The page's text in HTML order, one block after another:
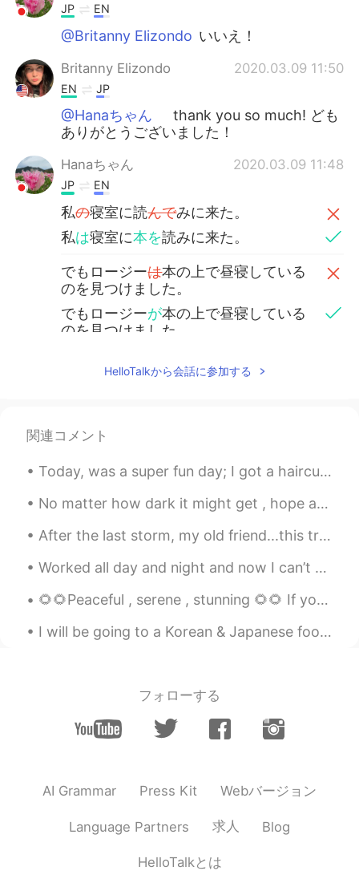
JP EN
@Britanny Elizondo いいえ！
Britanny Elizondo 2020.03.09 11:50
EN JP
@Hanaちゃん
thank you so much! ども
ありがとうございました！
Hanaちゃん 2020.03.09 11:48
JP EN
私の寝室に読んでみに来た。
私は寝室に本を読みに来た。
でもロージーは本の上で昼寝している
のを見つけました。
でもロージーが本の上で昼寝している
のを見つけました。
動したくなかった。
seiji akimoto
Cute…😁🐶
Mayumi 2020.03.09 11:47
JP EN
HelloTalkから会話に参加する
関連コメント
Today, was a super fun day; I got a haircut, went shopping, ate sushi got dinner, and went to a g...
No matter how dark it might get , hope and faith will always light a way ! Sprinkle a little lov...
After the last storm, my old friend...this tree, maybe will be cut down😭😭😭 the branch with the ha...
Worked all day and night and now I can’t sleep. Someone save me from taking selfies in bed haha. ...
🌻🌻Peaceful , serene , stunning 🌻🌻 If you truly love nature , you will find beauty everywhere 🌲🍀🌿...
I will be going to a Korean & Japanese food shop in my city in December, and I want to try lots o...
フォローする
AI Grammar Press Kit Webバージョン
Language Partners 求人 Blog
HelloTalkとは